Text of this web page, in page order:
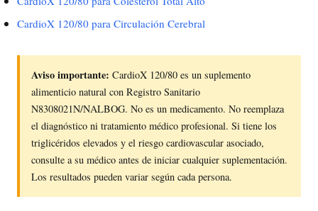
CardioX 120/80 para Circulación Cerebral
Aviso importante: CardioX 120/80 es un suplemento
alimenticio natural con Registro Sanitario
N8308021N/NALBOG. No es un medicamento. No reemplaza
el diagnóstico ni tratamiento médico profesional. Si tiene los
triglicéridos elevados y el riesgo cardiovascular asociado,
consulte a su médico antes de iniciar cualquier suplementación.
Los resultados pueden variar según cada persona.